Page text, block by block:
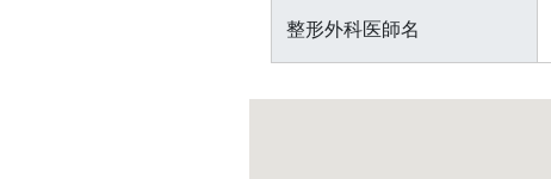
整形外科医師名